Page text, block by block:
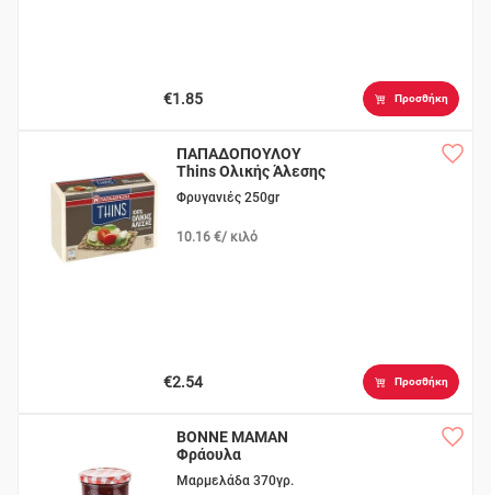
€1.85 Προσθήκη
ΠΑΠΑΔΟΠΟΥΛΟΥ
Thins Ολικής Άλεσης
Φρυγανιές 250gr
10.16 €/ κιλό
€2.54 Προσθήκη
BONNE MAMAN
Φράουλα
Μαρμελάδα 370γρ.